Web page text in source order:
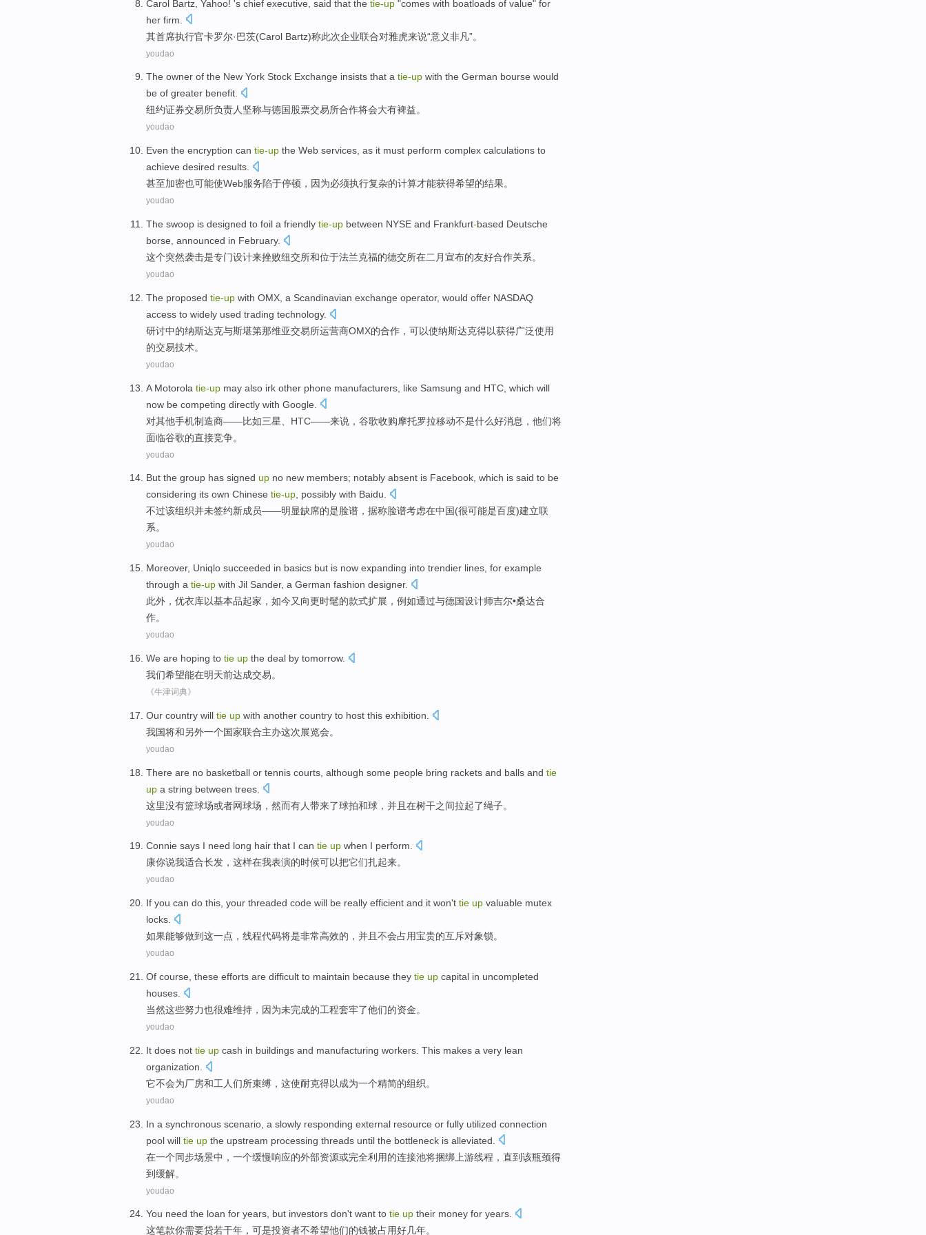
Carol Bartz , Yahoo! 's chief executive said that the tie-up "comes with boatloads of value" for
her firm.
其首席执行官卡罗尔·巴茨(Carol Bartz)称此次企业联合对雅虎来说“意义非凡”。
youdao
The owner of the New York Stock Exchange insists that a tie-up with the German bourse would
be of greater benefit.
纽约证券交易所负责人坚称与德国股票交易所合作将会大有裨益。
youdao
Even the encryption can tie-up the Web services as it must perform complex calculations to
achieve desired results
甚至加密也可能使Web服务陷于停顿， 因为必须执行复杂的计算才能获得希望的结果。
youdao
The swoop is designed to foil a friendly tie-up between NYSE and Frankfurt-based Deutsche
borse announced in February.
这个突然袭击是专门设计来挫败纽交所和位于法兰克福的德交所在二月宣布的友好合作关系。
youdao
The proposed tie-up with OMX , a Scandinavian exchange operator, would offer NASDAQ
access to widely used trading technology.
研讨中的纳斯达克与斯堪第那维亚交易所运营商OMX的合作 ，可以使纳斯达克得以获得广泛使用
的交易技术。
youdao
A Motorola tie-up may also irk other phone manufacturers like Samsung and HTC, which will
now be competing directly with Google
对其他手机制造商——比如三星 、HTC——来说，谷歌收购摩托罗拉移动不是什么好消息，他们将
面临谷歌的直接竞争。
youdao
But the group has signed up no new members; notably absent is Facebook, which is said to be
considering its own Chinese tie-up, possibly with Baidu.
不过该组织并未签约新成员——明显缺席的是脸谱 ， 据称脸谱考虑在中国(很可能是百度)建立联
系。
youdao
Moreover, Uniqlo succeeded in basics but is now expanding into trendier lines, for example
through a tie-up with Jil Sander, a German fashion designer.
此外 ， 优衣库以基本品起家， 如今又 向更时髦的款式扩展 ， 例如通过与德国设计师吉尔•桑达合
作。
youdao
We are hoping to tie up the deal by tomorrow.
我们希望能在明天前达成交易。
《牛津词典》
Our country will tie up with another country to host this exhibition
我国将和另外一个国家联合主办这次展览会。
youdao
There are no basketball or tennis courts although some people bring rackets and balls and tie
up a string between trees
这里没有篮球场或者网球场 ， 然而有人带来了球拍和球 ， 并且在树干之间拉起了绳子。
youdao
Connie says I need long hair that I can tie up when I perform.
康你说我适合长发 ， 这样在我表演的时候可以把它们扎起来。
youdao
If you can do this your threaded code will be really efficient and it won't tie up valuable mutex
locks
如果能够做到这一点， 线程代码将是非常高效的， 并且 不会占用宝贵的互斥对象锁。
youdao
Of course these efforts are difficult to maintain because they tie up capital in uncompleted
houses.
当然这些努力也很难维持 ， 因为未完成的工程套牢了他们的资金。
youdao
It does not tie up cash in buildings and manufacturing workers This makes a very lean
organization
它不会为厂房和工人们所束缚 ， 这使耐克得以成为一个精简的组织。
youdao
In a synchronous scenario , a slowly responding external resource or fully utilized connection
pool will tie up the upstream processing threads until the bottleneck is alleviated
在一个同步场景中 ，一个缓慢响应的外部资源或完全利用的连接池将捆绑 上游线程 ， 直到该瓶颈得
到缓解。
youdao
You need the loan for years, but investors don't want to tie up their money for years.
这笔款你需要贷若干年 ， 可是投资者不希望他们的钱被占用好几年。